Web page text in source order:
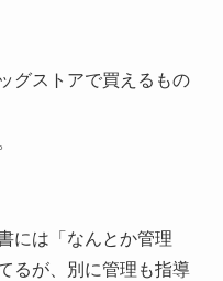
グストアで買えるもの
には「なんとか管理
るが、別に管理も指導